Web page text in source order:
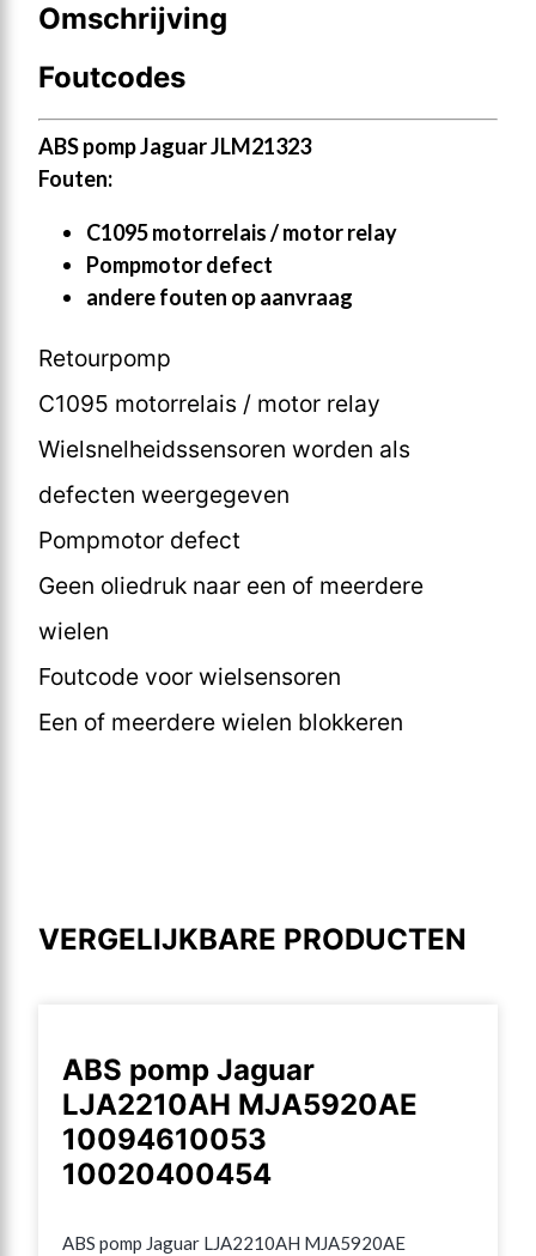
Omschrijving
Foutcodes
ABS pomp Jaguar JLM21323
Fouten:
C1095 motorrelais / motor relay
Pompmotor defect
andere fouten op aanvraag
Retourpomp
C1095 motorrelais / motor relay
Wielsnelheidssensoren worden als
defecten weergegeven
Pompmotor defect
Geen oliedruk naar een of meerdere
wielen
Foutcode voor wielsensoren
Een of meerdere wielen blokkeren
VERGELIJKBARE PRODUCTEN
ABS pomp Jaguar
LJA2210AH MJA5920AE
10094610053
10020400454
ABS pomp Jaguar LJA2210AH MJA5920AE